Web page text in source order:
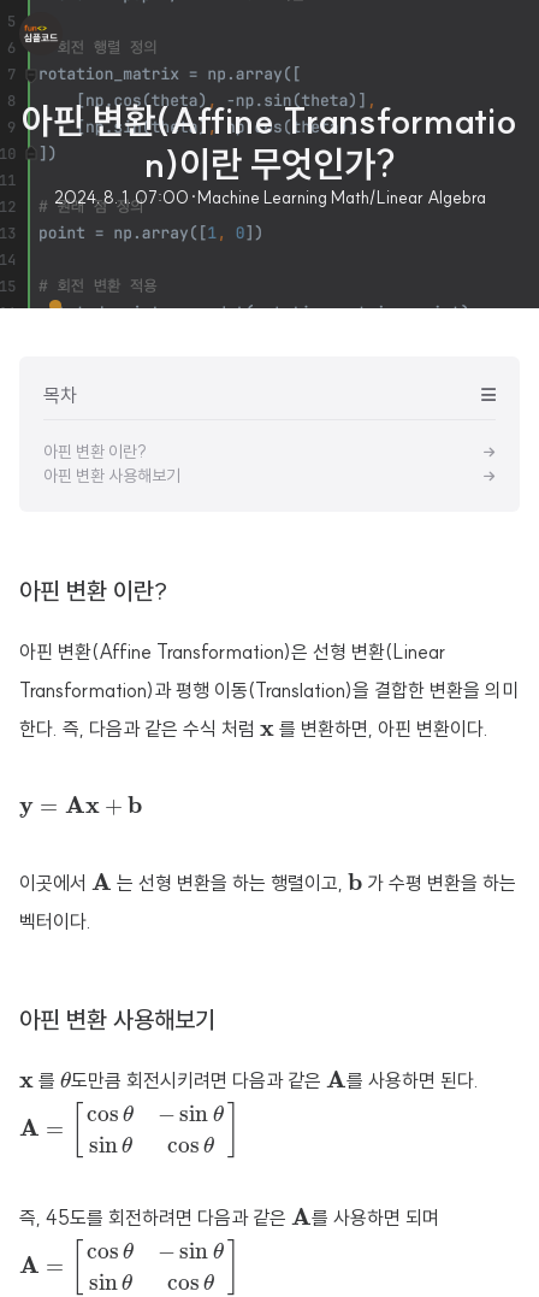
아핀 변환(Affine Transformatio
n)이란 무엇인가?
2024. 8. 1. 07:00 ·Machine Learning Math/Linear Algebra
목차
아핀 변환 이란?
아핀 변환 사용해보기
아핀 변환 이란?
아핀 변환(Affine Transformation)은 선형 변환(Linear
Transformation)과 평행 이동(Translation)을 결합한 변환을 의미
한다. 즉, 다음과 같은 수식 처럼 x
x 를 변환하면, 아핀 변환이다.
y = Ax + b
y=A x+b
이곳에서 A
A 는 선형 변환을 하는 행렬이고, b
b 가 수평 변환을 하는
벡터이다.
아핀 변환 사용해보기
x
x 를 θ
θ도만큼 회전시키려면 다음과 같은 A
A 를 사용하면 된다.
A =
cos θ −sin θ
sinθ cos θ
cos sin sin cos
즉, 45도를 회전하려면 다음과 같은 A
A 를 사용하면 되며
A =
cos θ −sin θ
sinθ cos θ
cos sin sin cos